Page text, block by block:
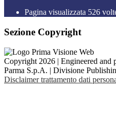
Pagina visualizzata 526
Sezione Copyright
Copyright 2026 | Engineered and
Parma S.p.A. | Divisione
Disclaimer trattamento dati